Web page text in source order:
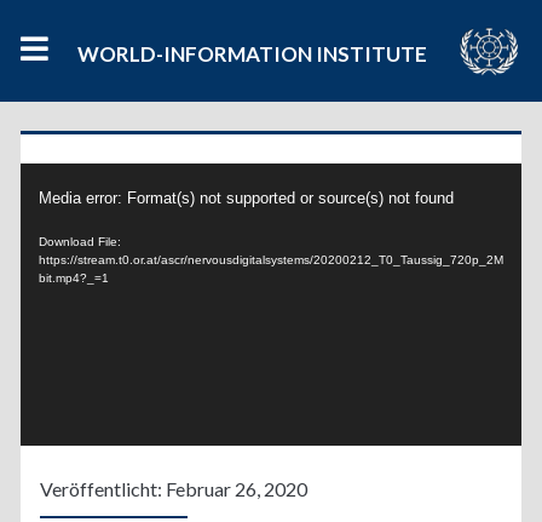
WORLD-INFORMATION INSTITUTE
Player
Media error: Format(s) not supported or source(s) not found
Download File:
https://stream.t0.or.at/ascr/nervousdigitalsystems/20200212_T0_Taussig_720p_2M
bit.mp4?_=1
Veröffentlicht: Februar 26, 2020